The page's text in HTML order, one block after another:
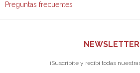
Preguntas frecuentes
NEWSLETTER
¡Suscribite y recibí todas